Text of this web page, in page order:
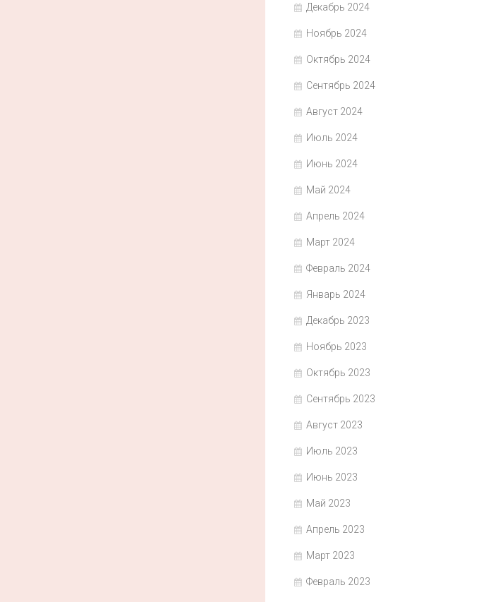
Декабрь 2024
Ноябрь 2024
Октябрь 2024
Сентябрь 2024
Август 2024
Июль 2024
Июнь 2024
Май 2024
Апрель 2024
Март 2024
Февраль 2024
Январь 2024
Декабрь 2023
Ноябрь 2023
Октябрь 2023
Сентябрь 2023
Август 2023
Июль 2023
Июнь 2023
Май 2023
Апрель 2023
Март 2023
Февраль 2023